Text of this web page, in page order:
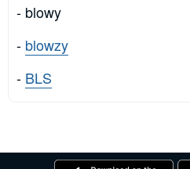
- blowy
- blowzy
- BLS